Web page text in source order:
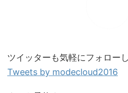
ツイッターも気軽にフォロー
Tweets by modecloud2016